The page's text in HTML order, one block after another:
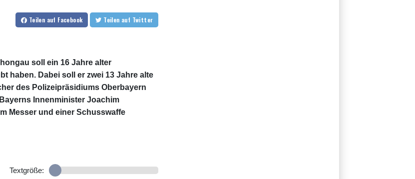
Teilen auf Facebook Teilen auf Twitter
soll ein 16 Jahre alter
haben. Dabei soll er zwei 13 Jahre alte
des Polizeipräsidiums Oberbayern
Innenminister Joachim
Messer und einer Schusswaffe
Textgröße: